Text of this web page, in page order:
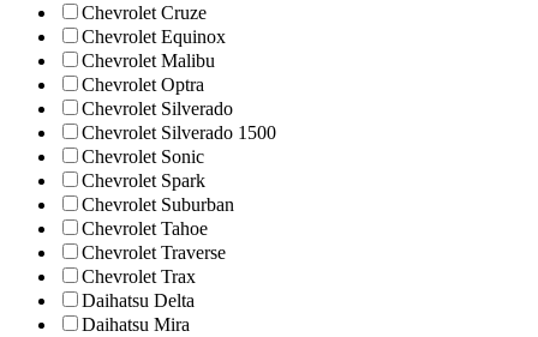
Chevrolet Cruze
Chevrolet Equinox
Chevrolet Malibu
Chevrolet Optra
Chevrolet Silverado
Chevrolet Silverado 1500
Chevrolet Sonic
Chevrolet Spark
Chevrolet Suburban
Chevrolet Tahoe
Chevrolet Traverse
Chevrolet Trax
Daihatsu Delta
Daihatsu Mira